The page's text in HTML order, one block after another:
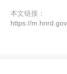
本文链接：
https://